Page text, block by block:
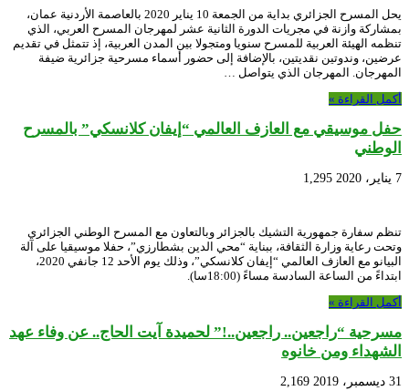
يحل المسرح الجزائري بداية من الجمعة 10 يناير 2020 بالعاصمة الأردنية عمان،
بمشاركة وازنة في مجريات الدورة الثانية عشر لمهرجان المسرح العربي، الذي
تنظمه الهيئة العربية للمسرح سنويا ومتجولا بين المدن العربية، إذ تتمثل في تقديم
عرضين، وندوتين نقديتين، بالإضافة إلى حضور أسماء مسرحية جزائرية ضيفة
المهرجان. المهرجان الذي يتواصل …
أكمل القراءة »
حفل موسيقي مع العازف العالمي “إيفان كلانسكي” بالمسرح
الوطني
7 يناير، 2020 1,295
تنظم سفارة جمهورية التشيك بالجزائر وبالتعاون مع المسرح الوطني الجزائري
وتحت رعاية وزارة الثقافة، ببناية “محي الدين بشطارزي”، حفلا موسيقيا على آلة
البيانو مع العازف العالمي “إيفان كلانسكي”، وذلك يوم الأحد 12 جانفي 2020،
ابتداءً من الساعة السادسة مساءً (18:00سا).
أكمل القراءة »
مسرحية “راجعين.. راجعين..!” لحميدة آيت الحاج.. عن وفاء عهد
الشهداء ومن خانوه
31 ديسمبر، 2019 2,169